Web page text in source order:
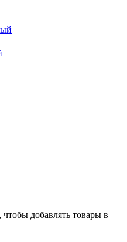
добавлять товары в